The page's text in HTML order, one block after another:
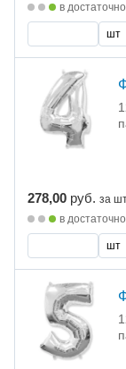
в
278,00 руб. за
в